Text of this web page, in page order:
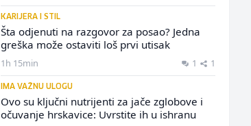
KARIJERA I STIL
Šta odjenuti na razgovor za posao? Jedna
greška može ostaviti loš prvi utisak
1h 15min 1 1
IMA VAŽNU ULOGU
Ovo su ključni nutrijenti za jače zglobove i
očuvanje hrskavice: Uvrstite ih u ishranu